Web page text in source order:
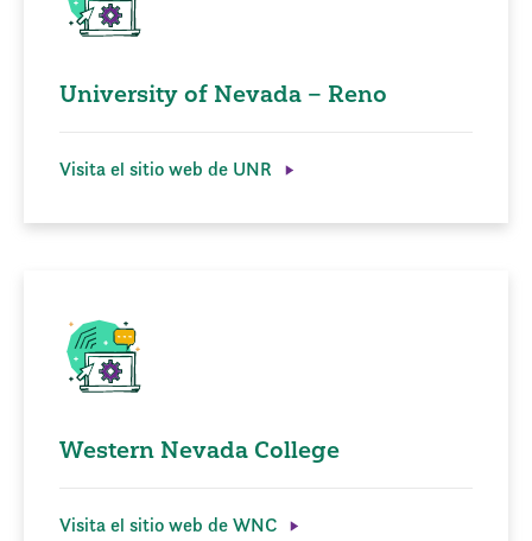
University of Nevada – Reno
Visita el sitio web de UNR
Western Nevada College
Visita el sitio web de WNC